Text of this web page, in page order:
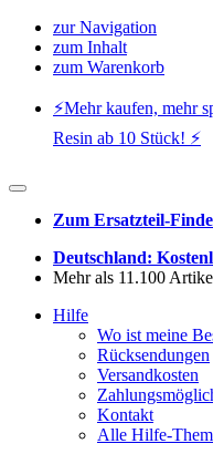
zur Navigation
zum Inhalt
zum Warenkorb
⚡️Mehr kaufen, mehr
Resin ab 10 Stück! ⚡️
Zum Ersatzteil-
Deutschland:
Mehr als 11.100
Hilfe
Wo ist meine
Rücksendungen
Versandkosten
Kontakt
Alle Hilfe-